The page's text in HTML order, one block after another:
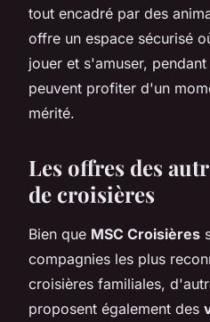
tout encadré par des
offre un espace sécurisé
jouer et s'amuser,
peuvent profiter d'un
mérité.
Les offres des
de croisières
Bien que MSC Croisières
compagnies les plus
croisières familiales,
proposent également des